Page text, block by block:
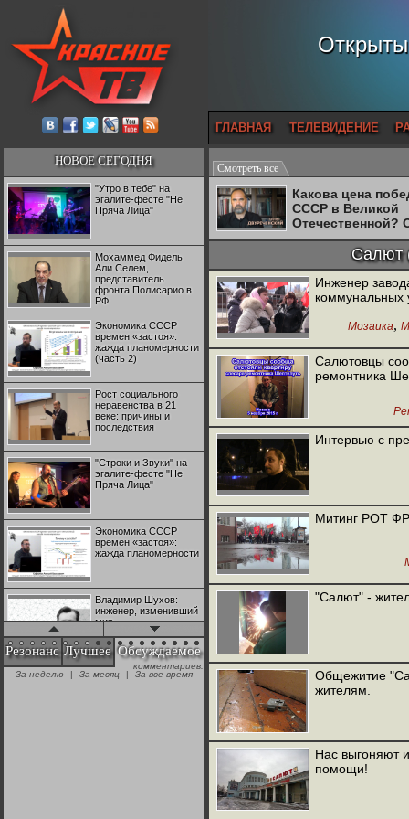
ГЛАВНАЯ ТЕЛЕВИДЕНИЕ
НОВОЕ СЕГОДНЯ
"Утро в тебе" на
эгалите-фесте "Не
Пряча Лица"
Мохаммед Фидель
Али Селем,
представитель
фронта Полисарио в
РФ
Экономика СССР
времен «застоя»:
жажда планомерности
(часть 2)
Рост социального
неравенства в 21
веке: причины и
последствия
"Строки и Звуки" на
эгалите-фесте "Не
Пряча Лица"
Экономика СССР
времен «застоя»:
жажда планомерности
Владимир Шухов:
инженер, изменивший
мир
"Аркадий Коц" на
эгалите-фесте "Не
Резонанс Лучшее Обсуждаемое
комментариев:
За неделю
| За месяц | За все время
Смотреть все
Какова цена
СССР в Великой
Отечественной?
Двуреченский о
потеряннойСалют
Инженер
коммунальных
Мозаика,
Салютовцы
ремонтника
Интервью с
Митинг РОТ
"Салют" -
Общежитие
жителям.
Нас выгоняют
помощи!